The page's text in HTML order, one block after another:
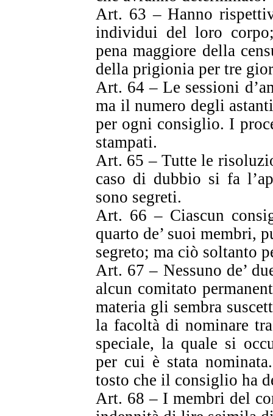
Art. 63 – Hanno
individui del loro
pena maggiore della
della prigionia per tre
Art. 64 – Le sessioni
ma il numero degli
per ogni consiglio. I
stampati.
Art. 65 – Tutte le
caso di dubbio si fa
sono segreti.
Art. 66 – Ciascun
quarto de’ suoi membri,
segreto; ma ciò soltanto
Art. 67 – Nessuno de’
alcun comitato
materia gli sembra
la facoltà di nominare
speciale, la quale si
per cui è stata
tosto che il consiglio ha
Art. 68 – I membri del